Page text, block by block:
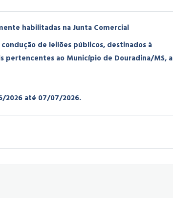
habilitadas na Junta Comercial
de leilões públicos, destinados à
pertencentes ao Município de Douradina/MS, a
2026 até 07/07/2026.